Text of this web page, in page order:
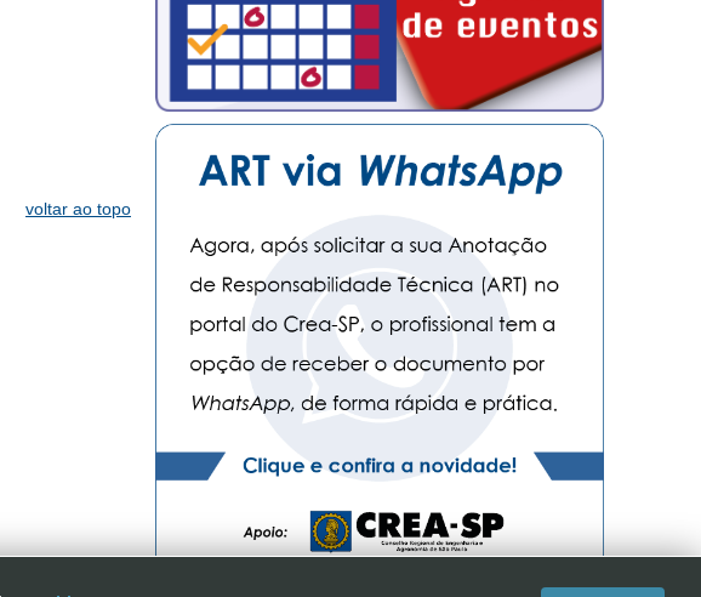
voltar ao topo